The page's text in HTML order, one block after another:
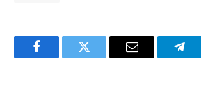
FacebookTwitter Email